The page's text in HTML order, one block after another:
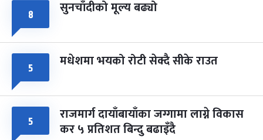
८ सुनचाँदीको मूल्य बढ्यो
५ मधेशमा भयको रोटी सेक्दै सीके राउत
५ राजमार्ग दायाँबायाँका जग्गामा लाग्ने विकास
कर ५ प्रतिशत बिन्दु बढाइँदै